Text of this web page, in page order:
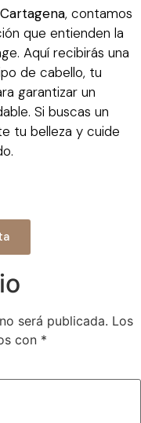
, contamos
que entienden la
Aquí recibirás una
de cabello, tu
garantizar un
Si buscas un
tu belleza y cuide
será publicada. Los
con *